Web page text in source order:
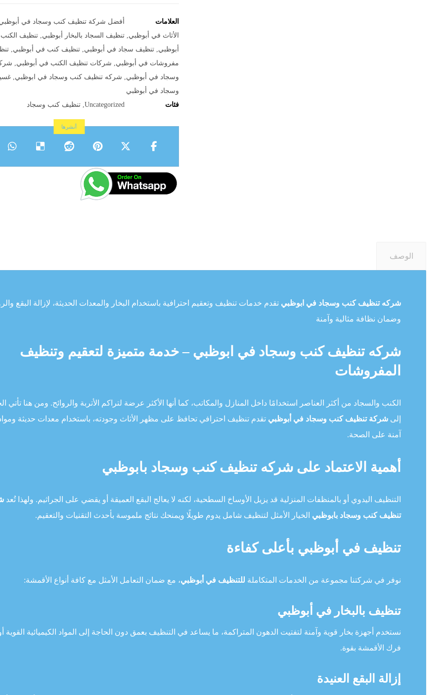
العلامات
أفضل شركة تنظيف كنب وسجاد في
الأثاث في أبوظبي ,تنظيف السجاد بالبخار أبوظبي ,تنظيف الكنب
أبوظبي ,تنظيف سجاد في أبوظبي ,تنظيف كنب في أبوظبي ,
مفروشات في أبوظبي
شركات تنظيف الكنب في أبوظبي
وسجاد في أبوظبي
شركه تنظيف كنب وسجاد في ابوظبي ,
وسجاد في أبوظبي
فئات
Uncategorized
,تنظيف كنب وسجاد
الوصف
شركه تنظيف كنب وسجاد في ابوظبي تقدم خدمات تنظيف وتعقيم احترافية باستخدام البخار والمعدات الحديثة، لإزالة البقع
وضمان نظافة مثالية وآمنة
شركه تنظيف كنب وسجاد في ابوظبي – خدمة متميزة لتعقيم وتنظيف
المفروشات
الكنب والسجاد من أكثر العناصر استخدامًا داخل المنازل والمكاتب، كما أنها الأكثر عرضة لتراكم الأتربة والروائح. ومن هنا تأتي
إلى شركة تنظيف كنب وسجاد في أبوظبي تقدم تنظيف احترافي تحافظ على مظهر الأثاث وجودته، باستخدام معدات حديثة
آمنة على الصحة.
أهمية الاعتماد على شركه تنظيف كنب وسجاد بابوظبي
التنظيف اليدوي أو بالمنظفات المنزلية قد يزيل الأوساخ السطحية، لكنه لا يعالج البقع العميقة أو يقضي على الجراثيم. ولهذا تُعد
تنظيف كنب وسجاد بابوظبي الخيار الأمثل لتنظيف شامل يدوم طويلًا ويمنحك نتائج ملموسة بأحدث التقنيات والتعقيم.
تنظيف في أبوظبي بأعلى كفاءة
نوفر في شركتنا مجموعة من الخدمات المتكاملة للتنظيف في أبوظبي، مع ضمان التعامل الأمثل مع كافة أنواع الأقمشة:
تنظيف بالبخار في أبوظبي
نستخدم أجهزة بخار قوية وآمنة لتفتيت الدهون المتراكمة، ما يساعد في التنظيف بعمق دون الحاجة إلى المواد الكيميائية القوية
فرك الأقمشة بقوة.
إزالة البقع العنيدة